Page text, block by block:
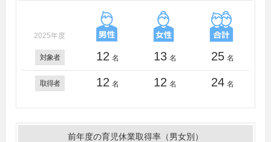
2025年度
対象者 12 名 13 名 25 名
取得者 12 名 12 名 24 名
前年度の育児休業取得率（男女別）